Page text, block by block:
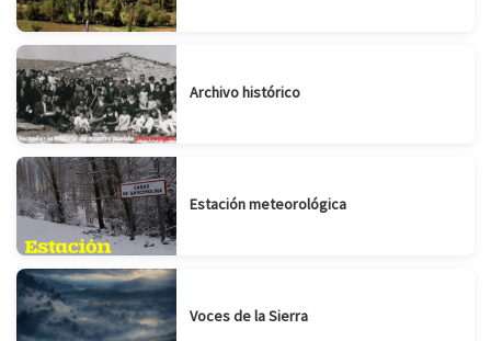
Archivo histórico
Estación meteorológica
Voces de la Sierra